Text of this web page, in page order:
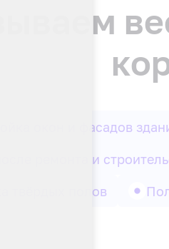
окон и фасадов
ремонта и
твёрдых полов